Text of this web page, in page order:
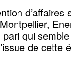
d’affaires
pari qui
de cette